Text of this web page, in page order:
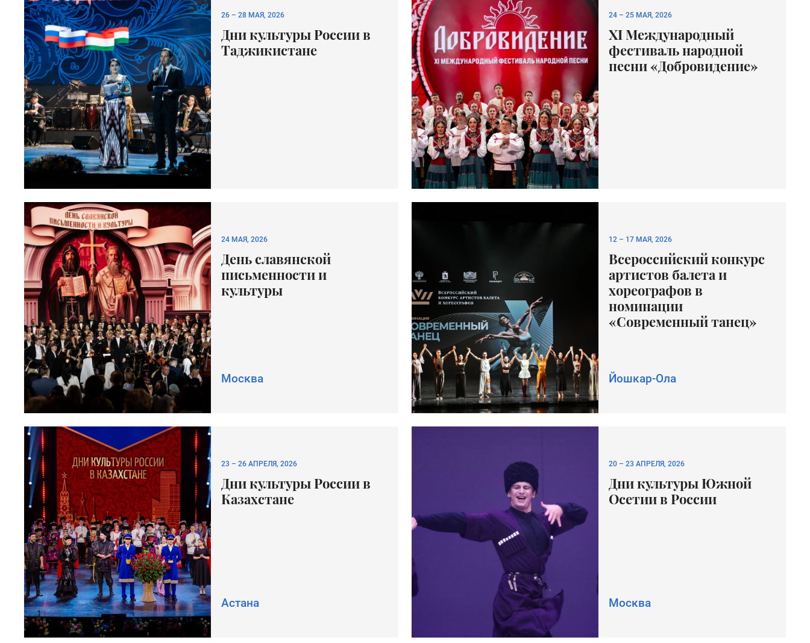
26 –28 МАЯ, 2026
Дни культуры России в
Таджикистане
24– 25 МАЯ, 2026
XI Международный
фестиваль народной
песни «Добровидение»
24 МАЯ, 2026
День славянской
письменности и
культуры
Москва
12 – 17 МАЯ, 2026
Всероссийский конкурс
артистов балета и
хореографов в
номинации
«Современный танец»
Йошкар-Ола
23 –26 АПРЕЛЯ, 2026
Дни культуры России в
Казахстане
Астана
20– 23 АПРЕЛЯ, 2026
Дни культуры Южной
Осетии в России
Москва